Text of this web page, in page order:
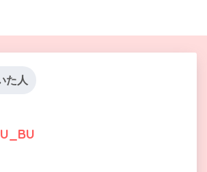
た人